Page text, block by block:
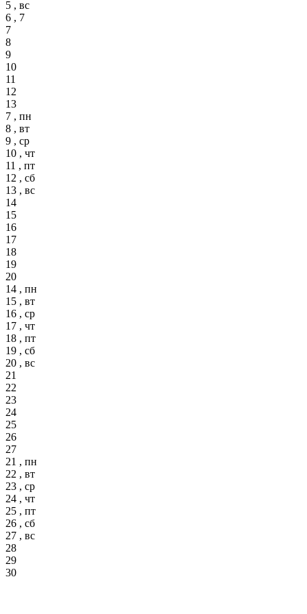
5 , вс
6 , 7
7
8
9
10
11
12
13
7 , пн
8 , вт
9 , ср
10 , чт
11 , пт
12 , сб
13 , вс
14
15
16
17
18
19
20
14 , пн
15 , вт
16 , ср
17 , чт
18 , пт
19 , сб
20 , вс
21
22
23
24
25
26
27
21 , пн
22 , вт
23 , ср
24 , чт
25 , пт
26 , сб
27 , вс
28
29
30